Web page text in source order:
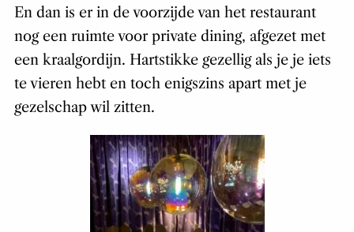
een kraalgordijn. Hartstikke gezellig als je je iets
te vieren hebt en toch enigszins apart met je
gezelschap wil zitten.